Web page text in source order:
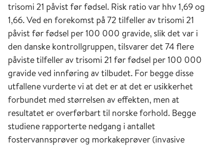
trisomi 21 påvist før fødsel. Risk ratio var hhv 1,69 og
1,66. Ved en forekomst på 72 tilfeller av trisomi 21
påvist før fødsel per 100 000 gravide, slik det var i
den danske kontrollgruppen, tilsvarer det 74 flere
påviste tilfeller av trisomi 21 før fødsel per 100 000
gravide ved innføring av tilbudet. For begge disse
utfallene vurderte vi at det er at det er usikkerhet
forbundet med størrelsen av effekten, men at
resultatet er overførbart til norske forhold. Begge
studiene rapporterte nedgang i antallet
fostervannsprøver og morkakeprøver (invasive